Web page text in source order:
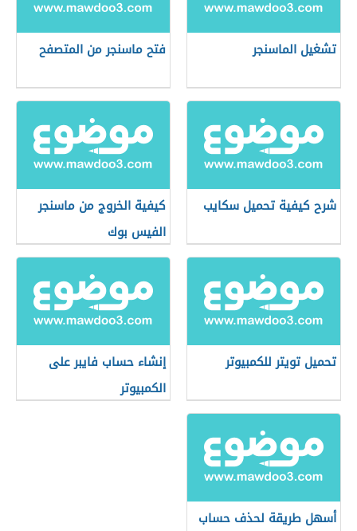
تشغيل الماسنجر فتح ماسنجر من المتصفح
شرح كيفية تحميل سكايب
كيفية الخروج من ماسنجر
الفيس بوك
تحميل تويتر للكمبيوتر
إنشاء حساب فايبر على
الكمبيوتر
أسهل طريقة لحذف حساب